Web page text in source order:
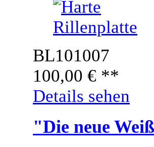
BL101007
100,00 € **
Details sehen
"Die neue